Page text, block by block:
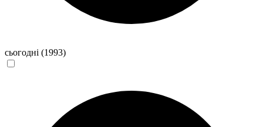
сьогодні (1993)